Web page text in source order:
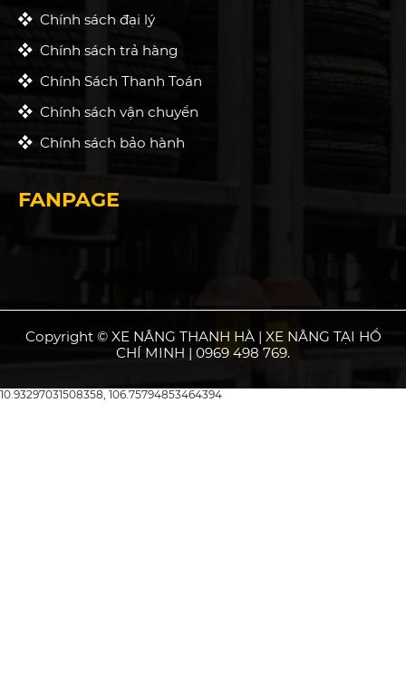
Chính sách đại lý
Chính sách trả hàng
Chính Sách Thanh Toán
Chính sách vận chuyển
Chính sách bảo hành
FANPAGE
Copyright © XE NÂNG THANH HÀ | XE NÂNG TẠI HỒ
CHÍ MINH | 0969 498 769.
10.93297031508358, 106.75794853464394